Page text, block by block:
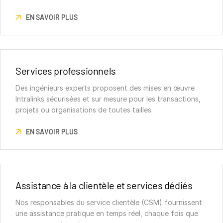
EN SAVOIR PLUS
Services professionnels
Des ingénieurs experts proposent des mises en œuvre
Intralinks sécurisées et sur mesure pour les transactions,
projets ou organisations de toutes tailles.
EN SAVOIR PLUS
Assistance à la clientèle et services dédiés
Nos responsables du service clientèle (CSM) fournissent
une assistance pratique en temps réel, chaque fois que